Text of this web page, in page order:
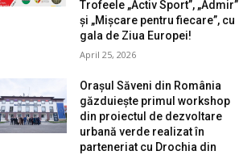
Trofeele „Activ Sport”, „Admir”
și „Mișcare pentru fiecare”, cu
gala de Ziua Europei!
April 25, 2026
Orașul Săveni din România
găzduiește primul workshop
din proiectul de dezvoltare
urbană verde realizat în
parteneriat cu Drochia din